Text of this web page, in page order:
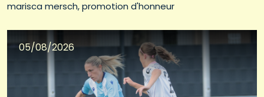
marisca mersch promotion d'honneur
05/08/2026